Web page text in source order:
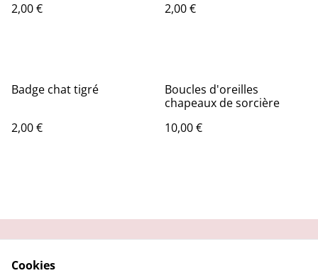
2,00 €
2,00 €
Badge chat tigré
2,00 €
Boucles d'oreilles
chapeaux de sorcière
10,00 €
Cookies